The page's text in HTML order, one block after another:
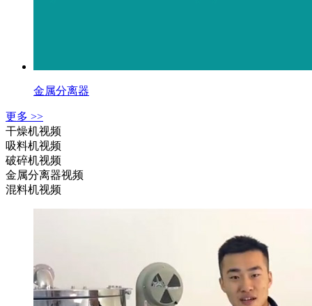
金属分离器
更多 >>
干燥机视频
吸料机视频
破碎机视频
金属分离器视频
混料机视频